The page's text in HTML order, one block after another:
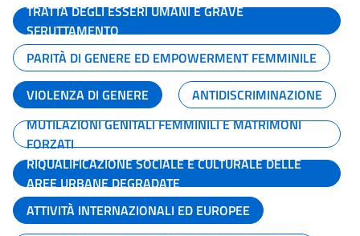
TRATTA DEGLI ESSERI UMANI E GRAVE
SFRUTTAMENTO
PARITÀ DI GENERE ED EMPOWERMENT FEMMINILE
VIOLENZA DI GENERE
ANTIDISCRIMINAZIONE
MUTILAZIONI GENITALI FEMMINILI E MATRIMONI
FORZATI
RIQUALIFICAZIONE SOCIALE E CULTURALE DELLE
AREE URBANE DEGRADATE
ATTIVITÀ INTERNAZIONALI ED EUROPEE